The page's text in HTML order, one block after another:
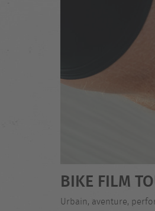
BIKE FILM
Urbain, aventure,